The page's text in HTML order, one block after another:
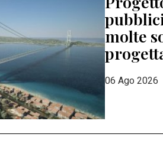
molte
06 Ago 2026